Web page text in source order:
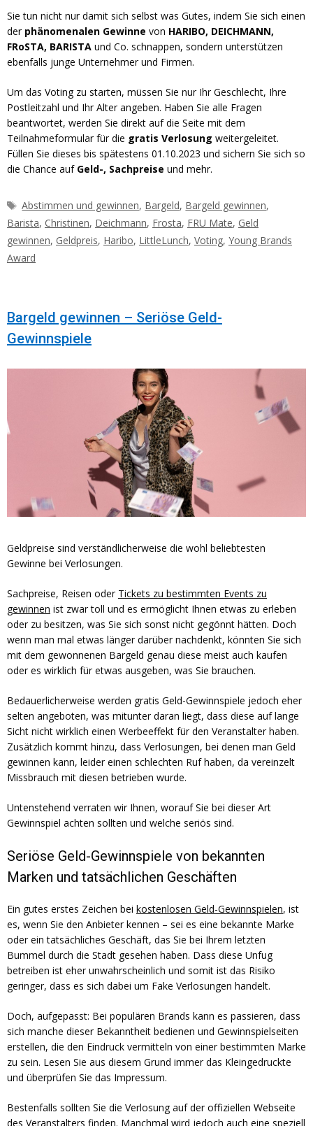
Sie tun nicht nur damit sich selbst was Gutes, indem Sie sich einen
der phänomenalen Gewinne von HARIBO, DEICHMANN,
FRoSTA, BARISTA und Co. schnappen, sondern unterstützen
ebenfalls junge Unternehmer und Firmen.
Um das Voting zu starten, müssen Sie nur Ihr Geschlecht, Ihre
Postleitzahl und Ihr Alter angeben. Haben Sie alle Fragen
beantwortet, werden Sie direkt auf die Seite mit dem
Teilnahmeformular für die gratis Verlosung weitergeleitet.
Füllen Sie dieses bis spätestens 01.10.2023 und sichern Sie sich so
die Chance auf Geld-, Sachpreise und mehr.
Schlagwörter
Abstimmen und gewinnen, Bargeld, Bargeld gewinnen,
Barista, Christinen, Deichmann, Frosta, FRU Mate, Geld
gewinnen, Geldpreis, Haribo, LittleLunch, Voting, Young Brands
Award
Bargeld gewinnen – Seriöse Geld-
Gewinnspiele
Geldpreise sind verständlicherweise die wohl beliebtesten
Gewinne bei Verlosungen.
Sachpreise, Reisen oder Tickets zu bestimmten Events zu
gewinnen ist zwar toll und es ermöglicht Ihnen etwas zu erleben
oder zu besitzen, was Sie sich sonst nicht gegönnt hätten. Doch
wenn man mal etwas länger darüber nachdenkt, könnten Sie sich
mit dem gewonnenen Bargeld genau diese meist auch kaufen
oder es wirklich für etwas ausgeben, was Sie brauchen.
Bedauerlicherweise werden gratis Geld-Gewinnspiele jedoch eher
selten angeboten, was mitunter daran liegt, dass diese auf lange
Sicht nicht wirklich einen Werbeeffekt für den Veranstalter haben.
Zusätzlich kommt hinzu, dass Verlosungen, bei denen man Geld
gewinnen kann, leider einen schlechten Ruf haben, da vereinzelt
Missbrauch mit diesen betrieben wurde.
Untenstehend verraten wir Ihnen, worauf Sie bei dieser Art
Gewinnspiel achten sollten und welche seriös sind.
Seriöse Geld-Gewinnspiele von bekannten
Marken und tatsächlichen Geschäften
Ein gutes erstes Zeichen bei kostenlosen Geld-Gewinnspielen, ist
es, wenn Sie den Anbieter kennen – sei es eine bekannte Marke
oder ein tatsächliches Geschäft, das Sie bei Ihrem letzten
Bummel durch die Stadt gesehen haben. Dass diese Unfug
betreiben ist eher unwahrscheinlich und somit ist das Risiko
geringer, dass es sich dabei um Fake Verlosungen handelt.
Doch, aufgepasst: Bei populären Brands kann es passieren, dass
sich manche dieser Bekanntheit bedienen und Gewinnspielseiten
erstellen, die den Eindruck vermitteln von einer bestimmten Marke
zu sein. Lesen Sie aus diesem Grund immer das Kleingedruckte
und überprüfen Sie das Impressum.
Bestenfalls sollten Sie die Verlosung auf der offiziellen Webseite
des Veranstalters finden. Manchmal wird jedoch auch eine speziell